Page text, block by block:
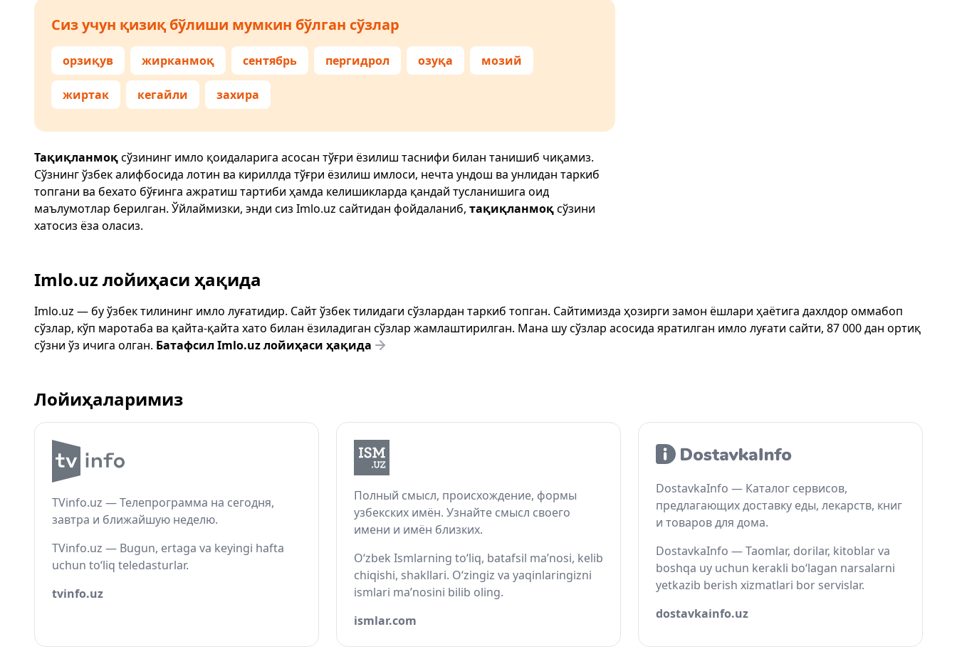
Сиз учун қизиқ бўлиши мумкин бўлган сўзлар
орзиқув жирканмоқ сентябрь пергидрол озуқа мозий
жиртак кегайли захира
Тақиқланмоқсўзининг имло қоидаларига асосан тўғри ёзилиш таснифи билан танишиб чиқамиз.
Сўзнинг ўзбек алифбосида лотин ва кириллда тўғри ёзилиш имлоси, нечта ундош ва унлидан таркиб
топгани ва бехато бўғинга ажратиш тартиби ҳамда келишикларда қандай тусланишига оид
маълумотлар берилган. Ўйлаймизки, энди сиз Imlo.uz сайтидан фойдаланиб, тақиқланмоқсўзини
хатосиз ёза оласиз.
Imlo.uz лойиҳаси ҳақида
Imlo.uz — бу ўзбек тилининг имло луғатидир. Сайт ўзбек тилидаги сўзлардан таркиб топган. Сайтимизда ҳозирги замон ёшлари ҳаётига дахлдор оммабоп
сўзлар, кўп маротаба ва қайта-қайта хато билан ёзиладиган сўзлар жамлаштирилган. Мана шу сўзлар асосида яратилган имло луғати сайти, 87 000 дан ортиқ
сўзни ўз ичига олган. Батафсил Imlo.uz лойиҳаси ҳақида
Лойиҳаларимиз
TVinfo.uz — Телепрограмма на сегодня,
завтра и ближайшую неделю.
TVinfo.uz — Bugun, ertaga va keyingi hafta
uchun to‘liq teledasturlar.
tvinfo.uz
Полный смысл, происхождение, формы
узбекских имён. Узнайте смысл своего
имени и имён близких.
O‘zbek Ismlarning to‘liq, batafsil ma’nosi, kelib
chiqishi, shakllari. O‘zingiz va yaqinlaringizni
ismlari ma’nosini bilib oling.
ismlar.com
DostavkaInfo — Каталог сервисов,
предлагающих доставку еды, лекарств, книг
и товаров для дома.
DostavkaInfo — Taomlar, dorilar, kitoblar va
boshqa uy uchun kerakli bo‘lagan narsalarni
yetkazib berish xizmatlari bor servislar.
dostavkainfo.uz